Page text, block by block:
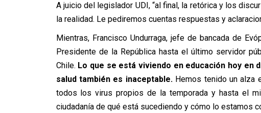
A juicio del legislador UDI, “al final, la retórica y los
la realidad. Le pediremos cuentas respuestas y
Mientras, Francisco Undurraga, jefe de bancada de
Presidente de la República hasta el último servidor
Chile. Lo que se está viviendo en educación hoy en
salud también es inaceptable.Hemos tenido un alza
todos los virus propios de la temporada y hasta el
ciudadanía de qué está sucediendo y cómo lo estamos